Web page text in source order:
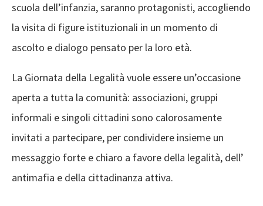
scuola dell’infanzia, saranno protagonisti, accogliendo
la visita di figure istituzionali in un momento di
ascolto e dialogo pensato per la loro età.
La Giornata della Legalità vuole essere un’occasione
aperta a tutta la comunità: associazioni, gruppi
informali e singoli cittadini sono calorosamente
invitati a partecipare, per condividere insieme un
messaggio forte e chiaro a favore della legalità, dell’
antimafia e della cittadinanza attiva.